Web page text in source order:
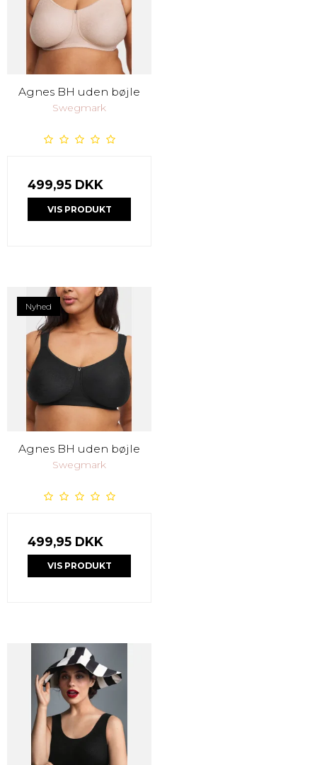
Agnes BH uden bøjle
Swegmark
499,95 DKK
VIS PRODUKT
Nyhed
Agnes BH uden bøjle
Swegmark
499,95 DKK
VIS PRODUKT